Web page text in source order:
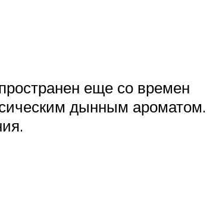
еще со времен
дынным ароматом.